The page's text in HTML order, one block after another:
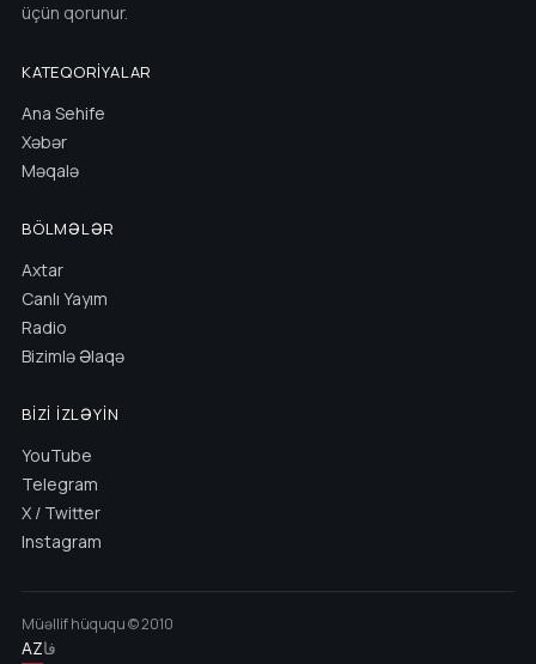
üçün qorunur.
KATEQORIYALAR
Ana Sehife
Xəbər
Məqalə
BÖLMƏLƏR
Axtar
Canlı Yayım
Radio
Bizimlə Əlaqə
BIZI İZLƏYIN
YouTube
Telegram
X / Twitter
Instagram
Müəllif hüququ © 2010
AZفا